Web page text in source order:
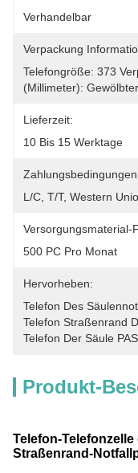
Verhandelbar
Verpackung
Telefongröße: 373
(Millimeter):
Lieferzeit:
10 Bis 15 Werktage
L/C, T/T, Western
Versorgungsmaterial-
500 PC Pro Monat
Hervorheben:
Telefon Des
Telefon Straßenrand
Telefon Der Säule
Produkt-
Telefon-
Straßenrand-